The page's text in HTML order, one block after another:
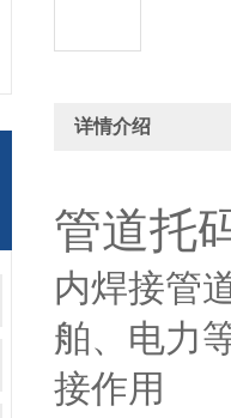
详情介绍
管道托
内焊接管
舶、电力
接作用